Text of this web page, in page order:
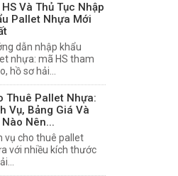
Và Thủ Tục Nhập
Pallet Nhựa Mới
dẫn nhập khẩu
nhựa: mã HS tham
hồ sơ hải...
Thuê Pallet Nhựa:
Vụ, Bảng Giá Và
Nào Nên...
vụ cho thuê pallet
với nhiều kích thước